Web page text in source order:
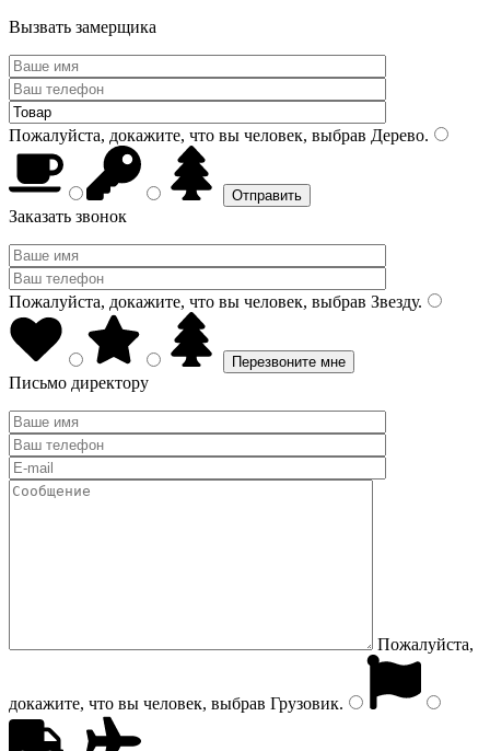
Вызвать замерщика
Пожалуйста, докажите, что вы человек, выбрав Дерево.
Заказать звонок
Пожалуйста, докажите, что вы человек, выбрав Звезду.
Письмо директору
Пожалуйста,
докажите, что вы человек, выбрав Грузовик.